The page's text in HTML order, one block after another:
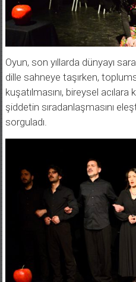
Oyun, son yıllarda dünyayı
dille sahneye taşırken,
kuşatılmasını, bireysel acılara
şiddetin sıradanlaşmasını
sorguladı.